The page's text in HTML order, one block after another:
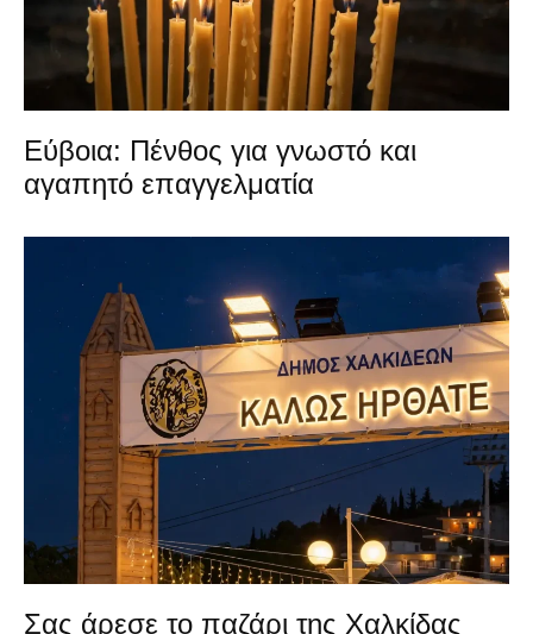
Εύβοια: Πένθος για γνωστό και
αγαπητό επαγγελματία
Σας άρεσε το παζάρι της Χαλκίδας